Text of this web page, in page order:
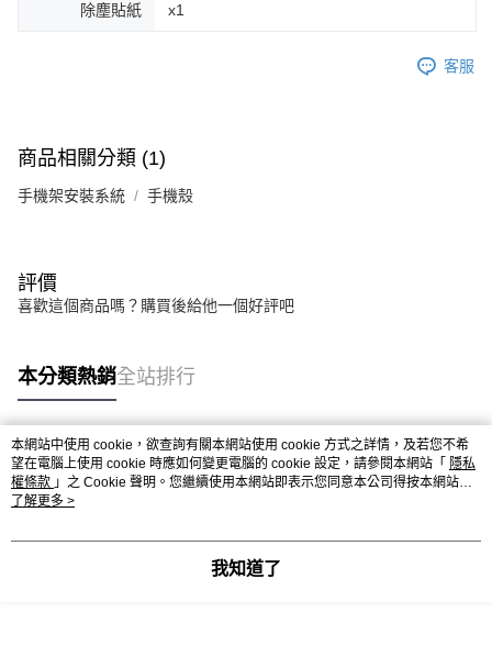
除塵貼紙 x1
客服
商品相關分類 (1)
手機架安裝系統 手機殼
評價
喜歡這個商品嗎？購買後給他一個好評吧
本分類熱銷全站排行
熱門標籤
本網站中使用 cookie，欲查詢有關本網站使用 cookie 方式之詳情，及若您不希
望在電腦上使用 cookie 時應如何變更電腦的 cookie 設定，請參閱本網站「 隱私
權條款 」之 Cookie 聲明。您繼續使用本網站即表示您同意本公司得按本網站使
用條款之 Cookie 聲明使用 cookie。
了解更多 >
我知道了